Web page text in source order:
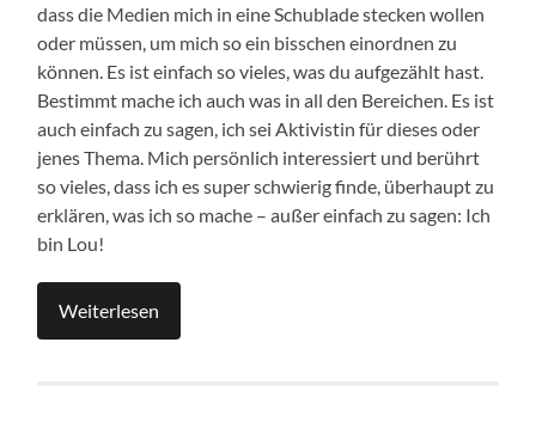
dass die Medien mich in eine Schublade stecken wollen
oder müssen, um mich so ein bisschen einordnen zu
können. Es ist einfach so vieles, was du aufgezählt hast.
Bestimmt mache ich auch was in all den Bereichen. Es ist
auch einfach zu sagen, ich sei Aktivistin für dieses oder
jenes Thema. Mich persönlich interessiert und berührt
so vieles, dass ich es super schwierig finde, überhaupt zu
erklären, was ich so mache – außer einfach zu sagen: Ich
bin Lou!
Weiterlesen